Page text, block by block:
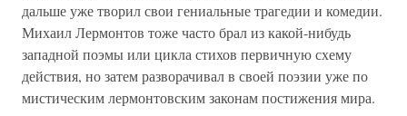
дальше уже творил свои гениальные трагедии и комедии.
Михаил Лермонтов тоже часто брал из какой-нибудь
западной поэмы или цикла стихов первичную схему
действия, но затем разворачивал в своей поэзии уже по
мистическим лермонтовским законам постижения мира.